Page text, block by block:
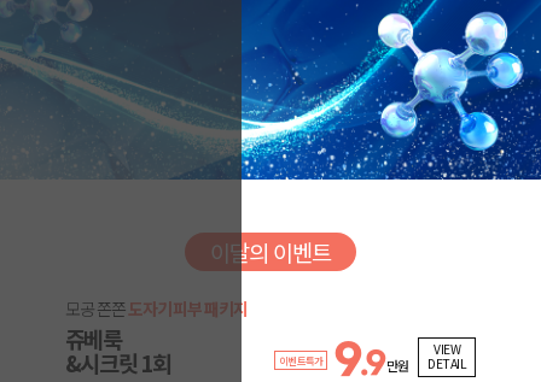
이달의 이벤트
모공 쫀쫀도자기 피부 패키지
쥬베룩
&시크릿 1회 이벤트특가 9.9만원
VIEW
DETAIL